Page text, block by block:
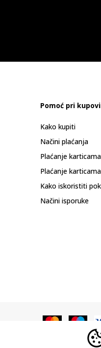
Pomoć pri
Kako kupiti
Načini plaćanja
Plaćanje karticama
Plaćanje
Kako iskoristiti
Načini isporuke